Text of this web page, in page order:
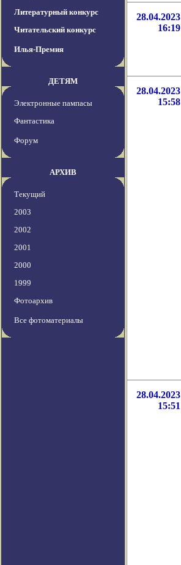
Литературный конкурс
Читательский конкурс
Илья-Премия
ДЕТЯМ
Электронные пампасы
Фантастика
Форум
АРХИВ
Текущий
2003
2002
2001
2000
1999
Фотоархив
Все фотоматериалы
28.04.2023
16:19
28.04.2023
15:58
28.04.2023
15:51